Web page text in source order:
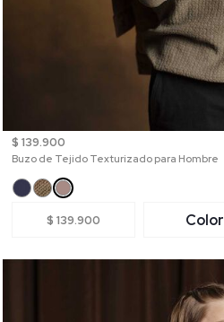
$ 139.900
Buzo de Tejido Texturizado para Hombre
$ 139.900 Color